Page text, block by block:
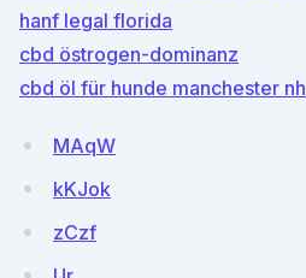
hanf legal florida
cbd östrogen-dominanz
cbd öl für hunde manchester nh
MAqW
kKJok
zCzf